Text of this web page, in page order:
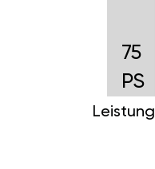
75
PS
Leistung